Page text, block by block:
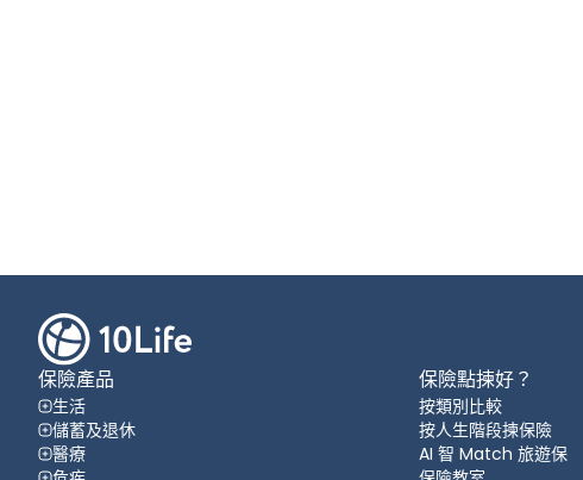
保險產品
生活
儲蓄及退休
醫療
保險點揀好？
按類別比較
按人生階段揀保險
AI 智 Match 旅遊保